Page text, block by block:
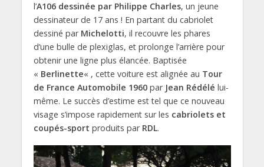
l’A106 dessinée par Philippe Charles, un jeune
dessinateur de 17 ans ! En partant du cabriolet
dessiné par Michelotti, il recouvre les phares
d’une bulle de plexiglas, et prolonge l’arrière pour
obtenir une ligne plus élancée. Baptisée
« Berlinette« , cette voiture est alignée au Tour
de France Automobile 1960par Jean Rédélé lui-
même. Le succès d’estime est tel que ce nouveau
visage s’impose rapidement sur les cabriolets et
coupés-sport produits par RDL.